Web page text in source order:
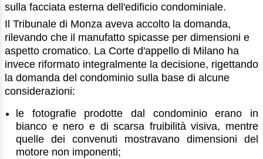
sulla facciata esterna dell'edificio condominiale.
Il Tribunale di Monza aveva accolto la domanda,
rilevando che il manufatto spicasse per dimensioni e
aspetto cromatico. La Corte d'appello di Milano ha
invece riformato integralmente la decisione, rigettando
la domanda del condominio sulla base di alcune
considerazioni:
le fotografie prodotte dal condominio erano in
bianco e nero e di scarsa fruibilità visiva, mentre
quelle dei convenuti mostravano dimensioni del
motore non imponenti;